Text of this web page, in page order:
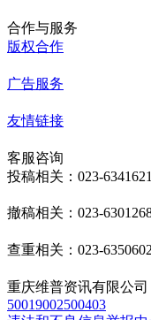
合作与服务
版权合作
广告服务
友情链接
客服咨询
投稿相关：023-
撤稿相关：023-
查重相关：023-
重庆维普资讯有限公司
50019002500403